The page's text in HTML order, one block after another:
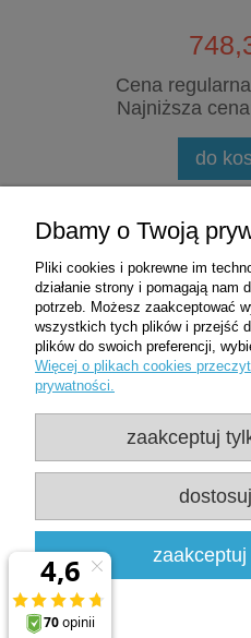
Cena
Najniższa
do
Moje
Użytkowanie
wykorzystywanie
informacje w
NIP: 7281437599 | REGON:
Dbamy o Twoją
Pliki cookies i pokrewne im
działanie strony i pomagają nam
potrzeb. Możesz zaakceptować
wszystkich tych plików i przejść
plików do swoich preferencji,
Więcej o plikach cookies
prywatności.
zaakceptuj